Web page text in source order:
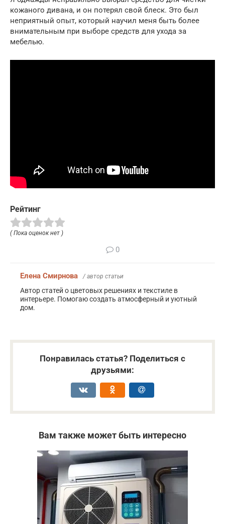
кожаного дивана, и он потерял свой блеск. Это был
неприятный опыт, который научил меня быть более
внимательным при выборе средств для ухода за
мебелью.
Рейтинг
( Пока оценок нет )
0
Елена Смирнова / автор статьи
Автор статей о цветовых решениях и текстиле в
интерьере. Помогаю создать атмосферный и уютный
дом.
Понравилась статья? Поделиться с
друзьями:
Вам также может быть интересно